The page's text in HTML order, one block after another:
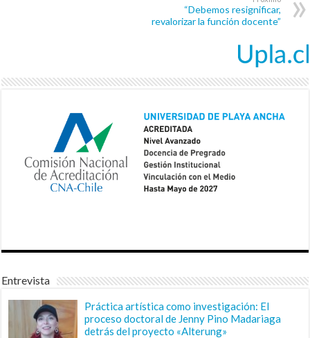
“Debemos resignificar,
revalorizar la función docente”
Entrevista
Práctica artística como investigación: El
proceso doctoral de Jenny Pino Madariaga
detrás del proyecto «Alterung»